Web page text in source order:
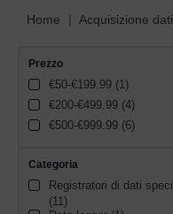
Home Acquisizione dati
Prezzo
€50-€199.99 (1)
€200-€499.99 (4)
€500-€999.99 (6)
Categoria
Registratori di dati
(11)